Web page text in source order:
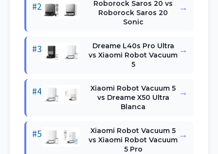
#2
Roborock Saros 20 vs
Roborock Saros 20
Sonic
→
#3
Dreame L40s Pro Ultra
vs Xiaomi Robot Vacuum
5
→
#4
Xiaomi Robot Vacuum 5
vs Dreame X50 Ultra
Blanca
→
#5
Xiaomi Robot Vacuum 5
vs Xiaomi Robot Vacuum
5 Pro
→